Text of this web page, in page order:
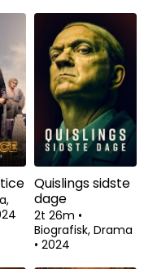
Quislings sidste
dage
2t 26m •
Biografisk, Drama
• 2024